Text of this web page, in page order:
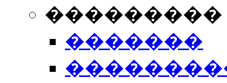
�������